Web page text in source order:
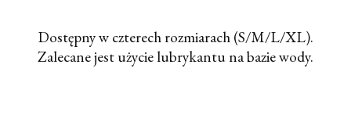
Dostępny w czterech rozmiarach (S/M/L/XL).
Zalecane jest użycie lubrykantu na bazie wody.